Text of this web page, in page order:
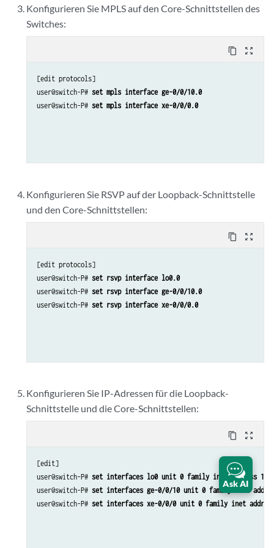
Konfigurieren Sie MPLS auf den Core-Schnittstellen des
Switches:
content_copy zoom_out_map
[edit protocols]
user@switch-P# set mpls interface ge-0/0/10.0
user@switch-P# set mpls interface xe-0/0/0.0
Konfigurieren Sie RSVP auf der Loopback-Schnittstelle
und den Core-Schnittstellen:
content_copy zoom_out_map
[edit protocols]
user@switch-P# set rsvp interface lo0.0
user@switch-P# set rsvp interface ge-0/0/10.0
user@switch-P# set rsvp interface xe-0/0/0.0
Konfigurieren Sie IP-Adressen für die Loopback-
Schnittstelle und die Core-Schnittstellen:
content_copy zoom_out_map
[edit]
user@switch-P# set interfaces lo0 unit 0 family inet address
user@switch-P# set interfaces ge-0/0/10 unit 0 family inet
user@switch-P# set interfaces xe-0/0/0 unit 0 family inet
Ask AI